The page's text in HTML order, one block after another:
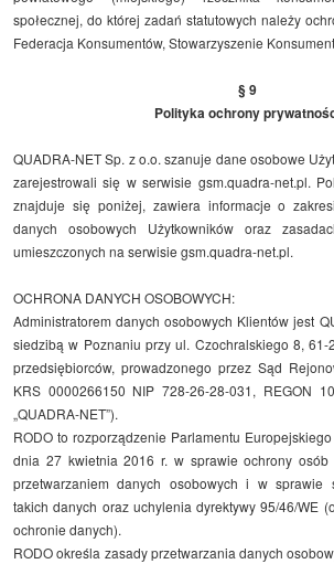
społecznej, do której zadań statutowych należy
Federacja Konsumentów, Stowarzyszenie
§ 9
Polityka ochrony
QUADRA-NET Sp. z o.o. szanuje dane osobowe
zarejestrowali się w serwisie gsm.quadra-net.pl.
znajduje się poniżej, zawiera informacje o
danych osobowych Użytkowników oraz
umieszczonych na serwisie gsm.quadra-net.pl.
OCHRONA DANYCH OSOBOWYCH:
Administratorem danych osobowych Klientów jest
siedzibą w Poznaniu przy ul. Czochralskiego 8,
przedsiębiorców, prowadzonego przez Sąd
KRS 0000266150 NIP 728-26-28-031, REGON
„QUADRA-NET”).
RODO to rozporządzenie Parlamentu
dnia 27 kwietnia 2016 r. w sprawie ochrony
przetwarzaniem danych osobowych i w sprawie
takich danych oraz uchylenia dyrektywy 95/46/WE
ochronie danych).
RODO określa zasady przetwarzania danych